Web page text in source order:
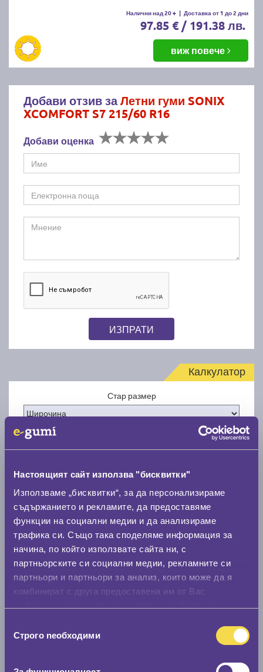
Настоящият сайт използва "бисквитки"
Използваме „бисквитки“, за да персонализираме
съдържанието и рекламите, да предоставяме
функции на социални медии и да анализираме
трафика си. Също така споделяме информация за
начина, по който използвате сайта ни, с
партньорските си социални медии, рекламните си
партньори и партньори за анализ, които може да я
комбинират с друга предоставена им от Вас
наСтрого nеобходими
Налични над 20 + | Доставка от 1 до 2 дни
97.85 € / 191.38 лв.
виж повече
Добави отзив заЛетни гуми SONIX
XCOMFORT S7 215/60 R16
Добави оценка
ИЗПРАТИ
Калкулатор
Стар размер
Нов размер
Стар размер
0 мм.